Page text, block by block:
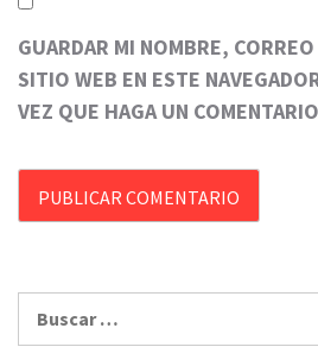
GUARDAR MI NOMBRE,
SITIO WEB EN ESTE
VEZ QUE HAGA UN